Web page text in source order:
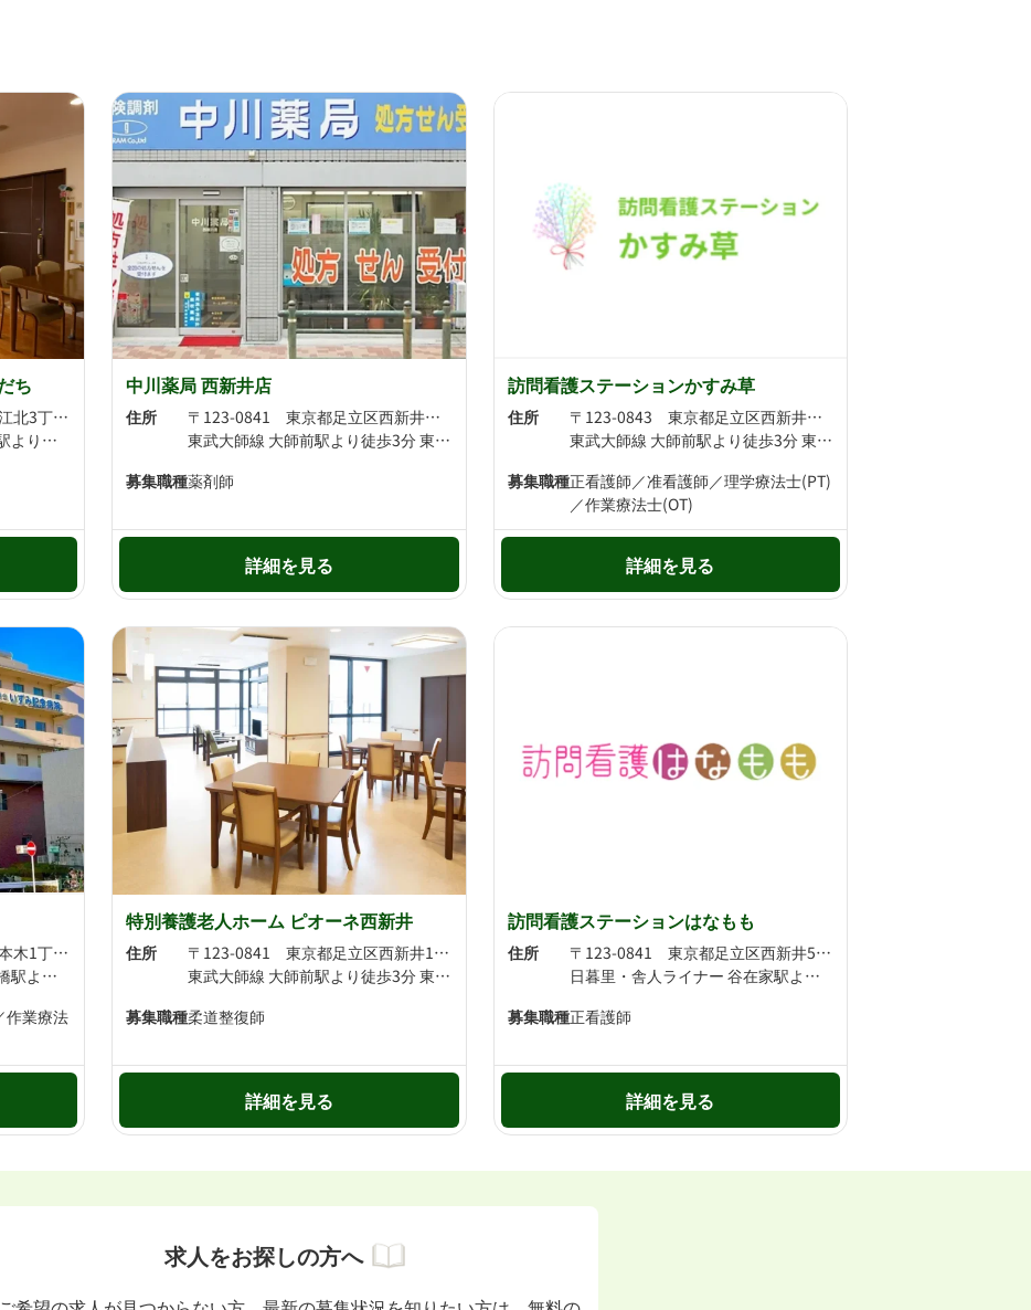
ち
〒123-0872 東京都足立区江北3丁目14-1
日暮里・舎人ライナー 江北駅より徒歩8分 日暮里・舎人ライナー 高野駅より徒歩12分
中川薬局 西新井店
住所
〒123-0841 東京都足立区西新井本町1-13-22 Doux-11階
東武大師線 大師前駅より徒歩3分 東武伊勢崎線・東武大師線 西新井駅より徒歩10分
募集職種薬剤師
詳細を見る
訪問看護ステーションかすみ草
住所
〒123-0843 東京都足立区西新井栄町3丁目18-10 磯貝ビル
東武大師線 大師前駅より徒歩3分 東武伊勢崎線・東武大師線 西新井駅より徒歩7分
募集職種正看護師／准看護師／理学療法士(PT)
／作業療法士(OT)
詳細を見る
〒123-0853 東京都足立区本木1丁目3-7
日暮里・舎人ライナー 扇大橋駅より徒歩18分 日暮里・舎人ライナー 足立小台駅より徒歩20分
作業療法
特別養護老人ホーム ピオーネ西新井
住所
〒123-0841 東京都足立区西新井1-33-15
東武大師線 大師前駅より徒歩3分 東武大師線・東武伊勢崎線 西新井駅より徒歩10分
募集職種柔道整復師
詳細を見る
訪問看護ステーションはなもも
住所
〒123-0841 東京都足立区西新井5-34-4-105 第2スカイハイツ足立
日暮里・舎人ライナー 谷在家駅より徒歩7分 日暮里・舎人ライナー 西新井大師西駅より徒歩7分
募集職種正看護師
詳細を見る
求人をお探しの方へ